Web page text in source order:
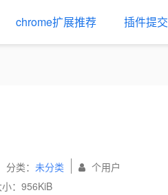
chrome扩展推荐 插件提交
分类： 未分类
个用户
小：956KiB